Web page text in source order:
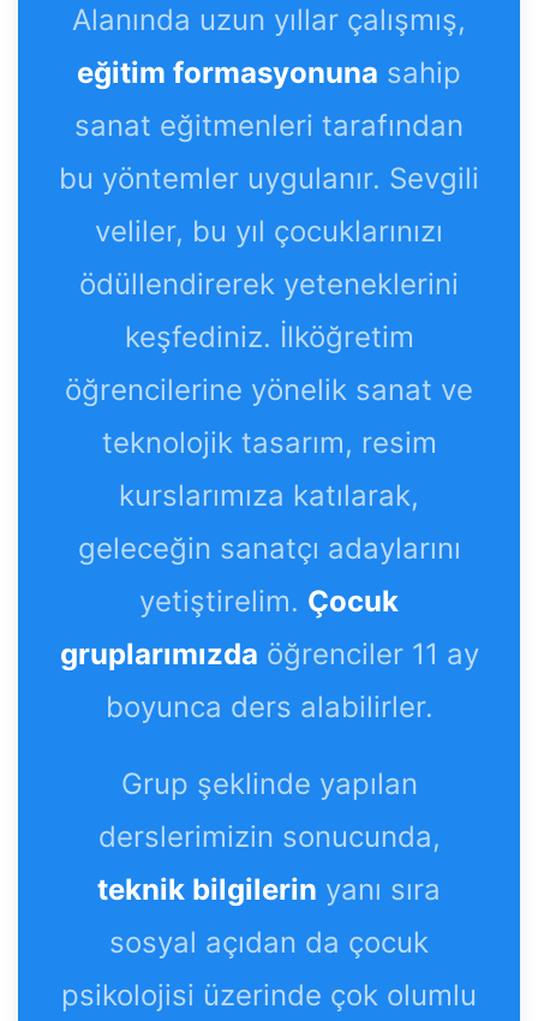
Alanında uzun yıllar çalışmış,
eğitim formasyonuna sahip
sanat eğitmenleri tarafından
bu yöntemler uygulanır. Sevgili
veliler, bu yıl çocuklarınızı
ödüllendirerek yeteneklerini
keşfediniz. İlköğretim
öğrencilerine yönelik sanat ve
teknolojik tasarım, resim
kurslarımıza katılarak,
geleceğin sanatçı adaylarını
yetiştirelim. Çocuk
gruplarımızda öğrenciler 11 ay
boyunca ders alabilirler.
Grup şeklinde yapılan
derslerimizin sonucunda,
teknik bilgilerin yanı sıra
sosyal açıdan da çocuk
psikolojisi üzerinde çok olumlu